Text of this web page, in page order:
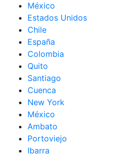
México
Estados Unidos
Chile
España
Colombia
Quito
Santiago
Cuenca
New York
México
Ambato
Portoviejo
Ibarra